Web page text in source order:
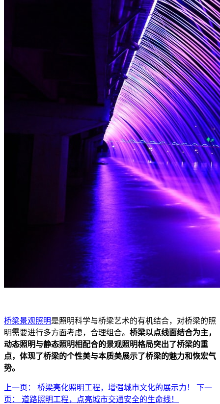
桥梁景观照明是照明科学与桥梁艺术的有机结合，对桥梁的照
明需要进行多方面考虑，合理组合。 桥梁以点线面结合为主，
动态照明与静态照明相配合的景观照明格局突出了桥梁的重
点，体现了桥梁的个性美与本质美展示了桥梁的魅力和恢宏气
势。
上一页： 桥梁亮化照明工程，增强城市文化的展示力！
下一
页：
道路照明工程，点亮城市交通安全的生命线！